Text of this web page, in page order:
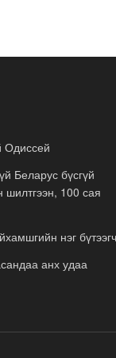
Одиссей
Беларус бүсгүй
100 сая
нэг
анх удаа